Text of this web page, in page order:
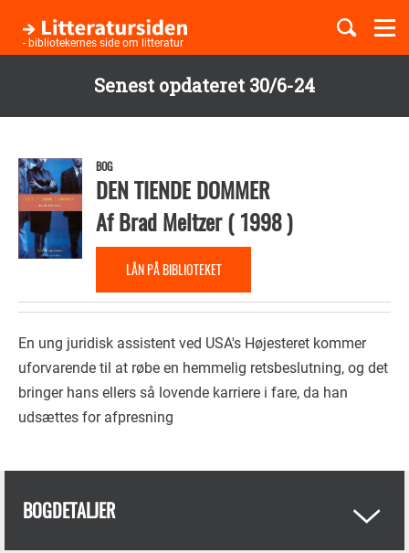
Senest opdateret 30/6-24
hovedindhold
- bibliotekernes side om litteratur
Børnebøger
Temaer
BOG
DEN TIENDE DOMMER
AfBrad Meltzer(1998)
LÅN PÅ BIBLIOTEKET
En ung juridisk assistent ved USA's Højesteret kommer
uforvarende til at røbe en hemmelig retsbeslutning, og det
bringer hans ellers så lovende karriere i fare, da han
udsættes for afpresning
BOGDETALJER